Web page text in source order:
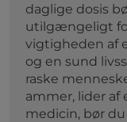
daglige dosis
utilgængeligt
vigtigheden af
og en sund
raske
ammer, lider af
medicin, bør